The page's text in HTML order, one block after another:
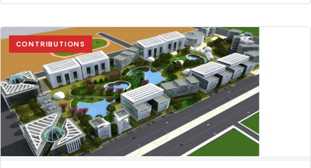
CONTRIBUTIONS